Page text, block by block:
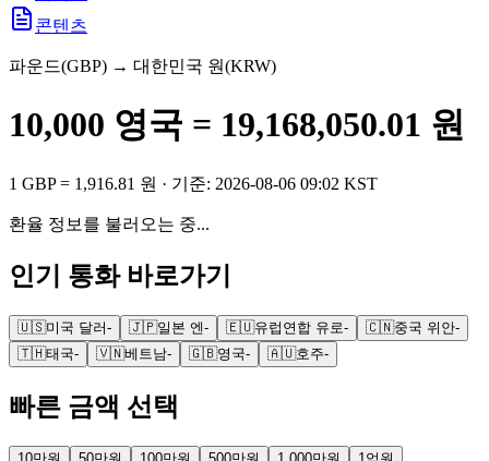
콘텐츠
파운드(GBP) → 대한민국 원(KRW)
10,000 영국 = 19,168,050.01 원
1 GBP= 1,916.81 원 · 기준: 2026-08-06 09:02 KST
환율 정보를 불러오는 중...
인기 통화 바로가기
🇺🇸미국 달러- 🇯🇵일본 엔- 🇪🇺유럽연합 유로- 🇨🇳중국 위안-
🇹🇭태국- 🇻🇳베트남- 🇬🇧영국- 🇦🇺호주-
빠른 금액 선택
10만원 50만원 100만원 500만원 1,000만원 1억원